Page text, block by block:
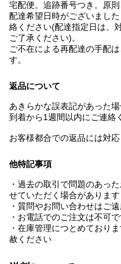
宅配便。追跡番号つき。原
配達希望日時がございまし
絡ください(配達指定日は、
ご了承ください)。
ご不在による再配達の手配
す。
返品について
あきらかな誤表記があった
到着から1週間以内にご連絡
お客様都合での返品には対応
他特記事項
・過去の取引で問題のあっ
せていただく場合があります
・質問やお問い合わせはご
・お電話でのご注文は不可
・在庫管理につとめており
赦ください